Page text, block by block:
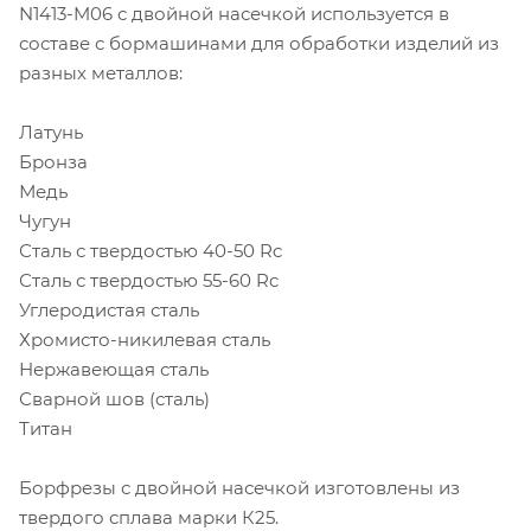
N1413-M06 с двойной насечкой используется в
составе с бормашинами для обработки изделий из
разных металлов:
Латунь
Бронза
Медь
Чугун
Сталь с твердостью 40-50 Rc
Сталь с твердостью 55-60 Rc
Углеродистая сталь
Хромисто-никилевая сталь
Нержавеющая сталь
Сварной шов (сталь)
Титан
Борфрезы с двойной насечкой изготовлены из
твердого сплава марки К25.